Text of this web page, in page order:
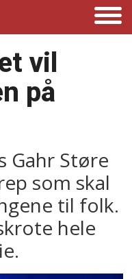
vil
på
Gahr Støre
som skal
til folk.
hele